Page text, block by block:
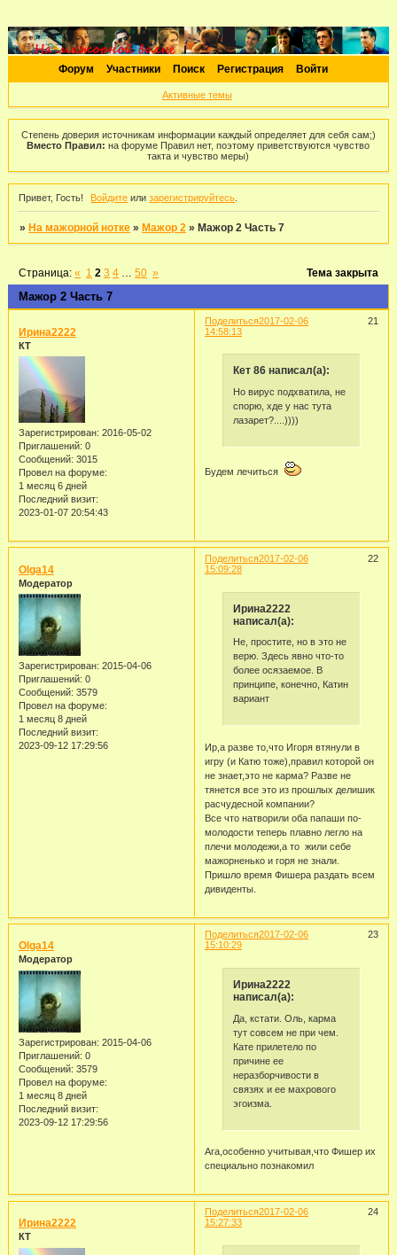
Форум Участники Поиск Регистрация Войти
Активные темы
Степень доверия источникам информации каждый определяет для себя сам;)
Вместо Правил: на форуме Правил нет, поэтому приветствуются чувство
такта и чувство меры)
Привет, Гость! Войдите илизарегистрируйтесь
» На мажорной нотке » Мажор 2 » Мажор 2 Часть 7
Мажор 2 Часть 7
Страница:« 1 2 3 4 50 » Тема закрыта
Поделиться 21
2017-02-06
14:58:13
Ирина2222
КТ
Зарегистрирован: 2016-05-02
Приглашений: 0
Сообщений: 3015
Провел на форуме:
1 месяц 6 дней
Последний визит:
2023-01-07 20:54:43
Кет 86 написал(а):
Но вирус подхватила, не
спорю, хде у нас тута
лазарет?....))))
Будем лечиться
Поделиться 22
2017-02-06
15:09:28
Olga14
Модератор
Зарегистрирован: 2015-04-06
Приглашений: 0
Сообщений: 3579
Провел на форуме:
1 месяц 8 дней
Последний визит:
2023-09-12 17:29:56
Ирина2222
написал(а):
Не, простите, но в это не
верю. Здесь явно что-то
более осязаемое. В
принципе, конечно, Катин
вариант
Ир,а разве то,что Игоря втянули в
игру (и Катю тоже),правил которой он
не знает,это не карма? Разве не
тянется все это из прошлых делишик
расчудесной компании?
Все что натворили оба папаши по-
молодости теперь плавно легло на
плечи молодежи,а то жили себе
мажорненько и горя не знали.
Пришло время Фишера раздать всем
дивиденты.
Поделиться 23
2017-02-06
15:10:29
Olga14
Модератор
Зарегистрирован: 2015-04-06
Приглашений: 0
Сообщений: 3579
Провел на форуме:
1 месяц 8 дней
Последний визит:
2023-09-12 17:29:56
Ирина2222
написал(а):
Да, кстати. Оль, карма
тут совсем не при чем.
Кате прилетело по
причине ее
неразборчивости в
связях и ее махрового
эгоизма.
Ага,особенно учитывая,что Фишер их
специально познакомил
Поделиться 24
2017-02-06
15:27:33
Ирина2222
КТ